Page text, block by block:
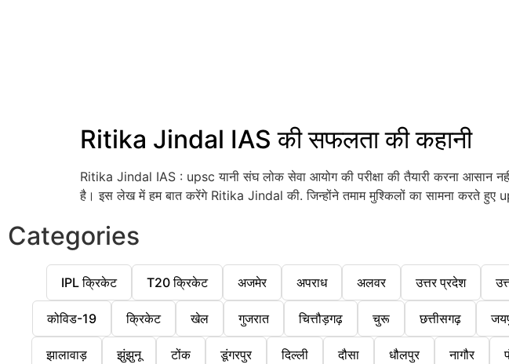
Ritika Jindal IAS की सफलता की कहानी
Ritika Jindal IAS : upsc यानी संघ लोक सेवा आयोग की परीक्षा की तैयारी करना आसान
है। इस लेख में हम बात करेंगे Ritika Jindal की. जिन्होंने तमाम मुश्किलों का सामना करते हुए
Categories
IPL क्रिकेट T20 क्रिकेट अजमेर अपराध अलवर उत्तर प्रदेश
कोविड-19 क्रिकेट खेल गुजरात चित्तौड़गढ़ चुरू छत्तीसगढ़
झालावाड़ झुंझुनू टोंक डूंगरपुर दिल्ली दौसा धौलपुर नागौर